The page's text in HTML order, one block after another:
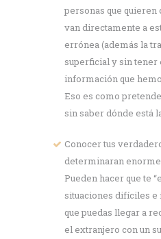
personas que quieren
van directamente a
errónea (además la
superficial y sin tener
información que
Eso es como
sin saber dónde está
Conocer tus
determinaran
Pueden hacer que te
situaciones difíciles e
que puedas llegar a
el extranjero con un